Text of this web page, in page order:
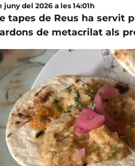
juny del 2026 a les 14:01h
tapes de Reus ha servit
de metacrilat als